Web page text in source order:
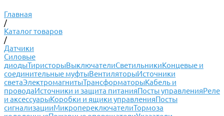
Главная
/
Каталог товаров
/
Датчики
Силовые
диодыТиристорыВыключателиСветильникиКонцевые и
соединительные муфтыВентиляторыИсточники
светаЭлектромагнитыТрансформаторыКабель и
проводаИсточники и защита питанияПосты управленияРеле
и аксессуарыКоробки и ящики управленияПосты
сигнализацииМикропереключателиТормоза